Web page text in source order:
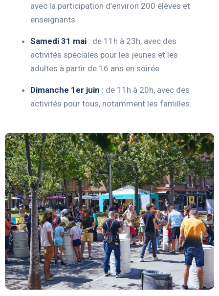
avec la participation d’environ 200 élèves et
enseignants.
Samedi 31 mai : de 11h à 23h, avec des
activités spéciales pour les jeunes et les
adultes à partir de 16 ans en soirée.
Dimanche 1er juin : de 11h à 20h, avec des
activités pour tous, notamment les familles.